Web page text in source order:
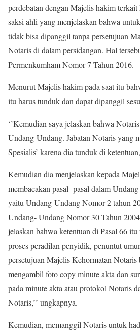
perdebatan dengan Majelis hakim terkait
saksi ahli yang menjelaskan bahwa
tidak bisa dipanggil tanpa persetujuan
Notaris di dalam persidangan. Hal
Permenkumham Nomor 7 Tahun 2016.
Menurut Majelis hakim pada saat itu
itu harus tunduk dan dapat dipanggil
‘’Kemudian saya jelaskan bahwa
Undang-Undang. Jabatan Notaris yang
Spesialis’ karena dia tunduk di
Kemudian dia menjelaskan kepada
membacakan pasal- pasal dalam
yaitu Undang-Undang Nomor 2 tahun
Undang- Undang Nomor 30 Tahun
jelaskan bahwa ketentuan di Pasal 66
proses peradilan penyidik, penuntut
persetujuan Majelis Kehormatan
mengambil foto copy minute akta dan
pada minute akta atau protokol Notaris
Notaris,’’ ungkapnya.
Kemudian, memanggil Notaris untuk